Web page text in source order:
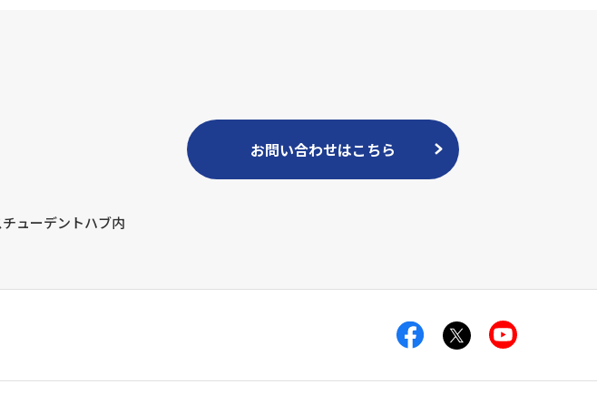
ューデントハブ内
お問い合わせはこちら